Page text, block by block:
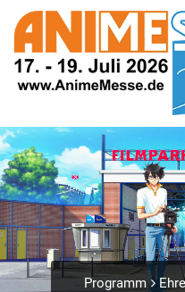
Programm